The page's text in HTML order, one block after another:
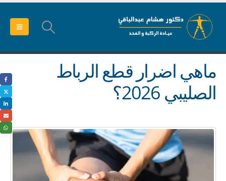
ماهي اضرار قطع الرباط
الصليبي 2026؟